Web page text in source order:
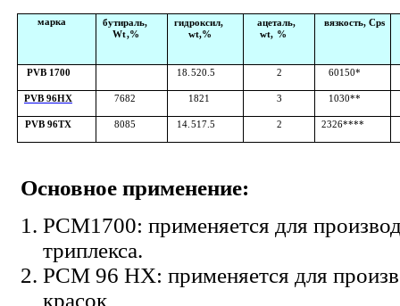
марка
бутираль,
Wt,%
гидроксил,
wt,%
ацеталь,
wt, %
вязкость, Cps
PVB 1700 18 520 5 2 60150*
PVB 96HX 7682 1821 3 1030**
PVB 96TX 8085 14 517. 5 2 2326****
Основное применение:
PCM1700: применяется для
триплекса.
PCM 96 HX: применяется для
красок